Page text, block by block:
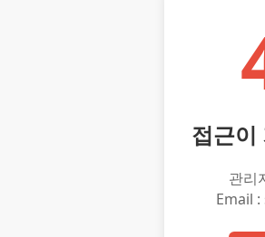
접근이
관리
Email